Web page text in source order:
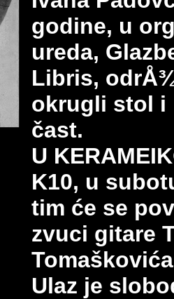
godine, u
ureda,
Libris,
okrugli stol i
čast.
U
K10, u
tim će se
zvuci gitare
Ulaz je